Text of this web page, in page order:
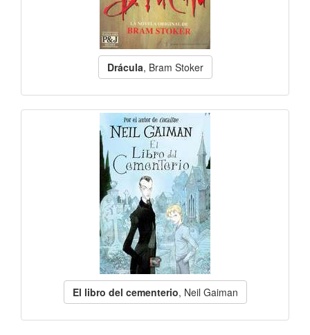
Drácula, Bram Stoker
El libro del cementerio, Neil Gaiman